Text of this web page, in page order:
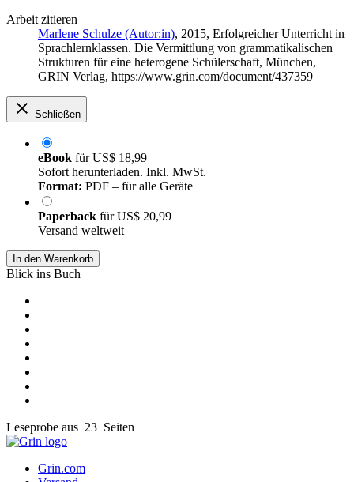
Arbeit zitieren
Marlene Schulze (Autor:in), 2015, Erfolgreicher Unterricht in
Sprachlernklassen. Die Vermittlung von grammatikalischen
Strukturen für eine heterogene Schülerschaft, München,
GRIN Verlag, https://www.grin.com/document/437359
Schließen
eBook fürUS$ 18,99
Sofort herunterladen. Inkl. MwSt.
Format: PDF – für alle Geräte
Paperback fürUS$ 20,99
Versand weltweit
In den Warenkorb
Blick ins Buch